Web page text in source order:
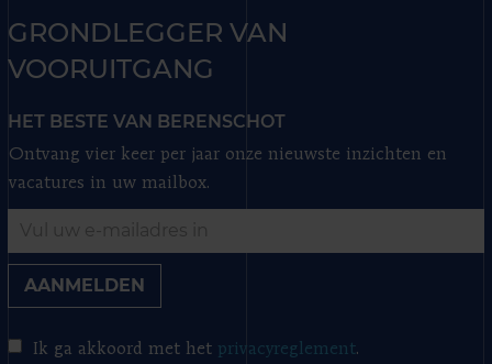
GRONDLEGGER VAN
VOORUITGANG
HET BESTE VAN BERENSCHOT
Ontvang vier keer per jaar onze nieuwste inzichten en
vacatures in uw mailbox.
AANMELDEN
Ik ga akkoord met het privacyreglement.